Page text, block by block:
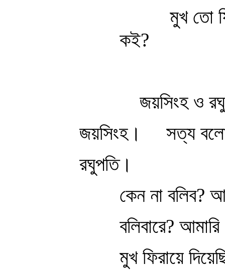
মুখ তো
কই?
জয়সিংহ ও
জয়সিংহ। সত্য
কেন না বলিব?
বলিবারে?
মুখ ফিরায়ে